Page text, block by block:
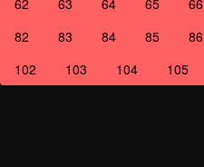
62
63 64 65 66
82
83 84 85 86
102
103 104 105